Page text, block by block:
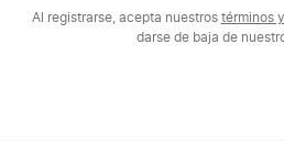
Al registrarse, acepta nuestros términos
darse de baja de